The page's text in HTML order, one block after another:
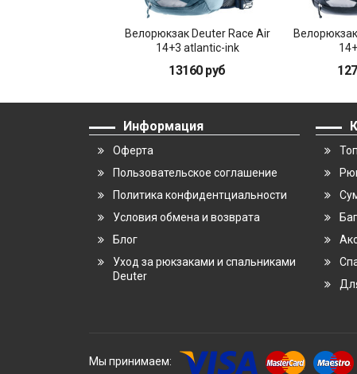
Велорюкзак Deuter Race Air
14+3 atlantic-ink
13160 руб
Информация
Оферта
Пользовательское соглашение
Политика конфидентциальности
Условия обмена и возврата
Блог
Уход за рюкзаками и спальниками
Deuter
Мы принимаем: